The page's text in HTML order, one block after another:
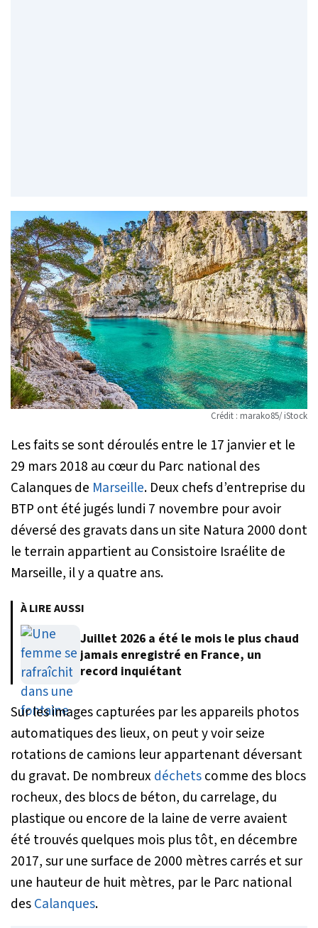
Crédit : marako85/ iStock
Les faits se sont déroulés entre le 17 janvier et le
29 mars 2018 au cœur du Parc national des
Calanques de Marseille. Deux chefs d’entreprise du
BTP ont été jugés lundi 7 novembre pour avoir
déversé des gravats dans un site Natura 2000 dont
le terrain appartient au Consistoire Israélite de
Marseille, il y a quatre ans.
À LIRE AUSSI
Juillet 2026 a été le mois le plus chaud
jamais enregistré en France, un
record inquiétant
Sur les images capturées par les appareils photos
automatiques des lieux, on peut y voir seize
rotations de camions leur appartenant déversant
du gravat. De nombreux déchetscomme des blocs
rocheux, des blocs de béton, du carrelage, du
plastique ou encore de la laine de verre avaient
été trouvés quelques mois plus tôt, en décembre
2017, sur une surface de 2000 mètres carrés et sur
une hauteur de huit mètres, par le Parc national
desCalanques.